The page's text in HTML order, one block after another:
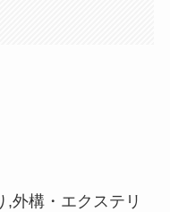
,外構・エクステリ